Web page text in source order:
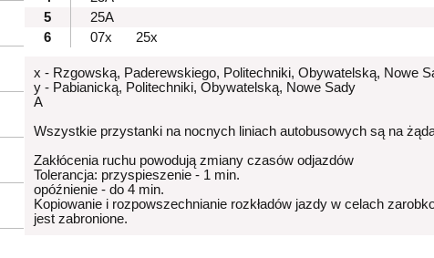
5
25A
6
07x 25x
x - Rzgowską, Paderewskiego, Politechniki, Obywatelską, Nowe
y - Pabianicką, Politechniki, Obywatelską, Nowe Sady
A
Wszystkie przystanki na nocnych liniach autobusowych są na
Zakłócenia ruchu powodują zmiany czasów odjazdów
Tolerancja: przyspieszenie - 1 min.
opóźnienie - do 4 min.
Kopiowanie i rozpowszechnianie rozkładów jazdy w celach
jest zabronione.